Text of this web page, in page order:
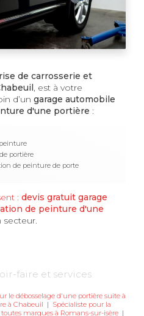
de carrosserie et
, est à votre
d’un garage automobile
d'une portière :
portière
de peinture de porte
: devis gratuit garage
de peinture d'une
secteur.
faire et services
le débosselage d'une portière suite à
à Chabeuil | Spécialiste pour la
marques à Romans-sur-isère |